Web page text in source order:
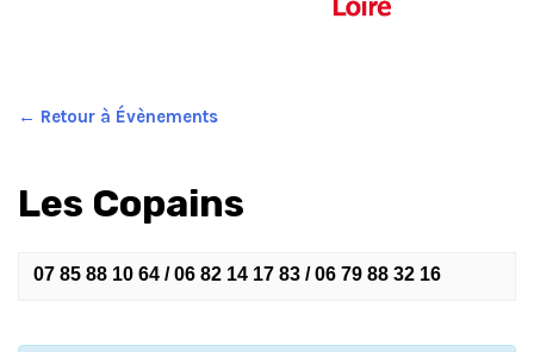
← Retour à Évènements
Les Copains
07 85 88 10 64 / 06 82 14 17 83 / 06 79 88 32 16